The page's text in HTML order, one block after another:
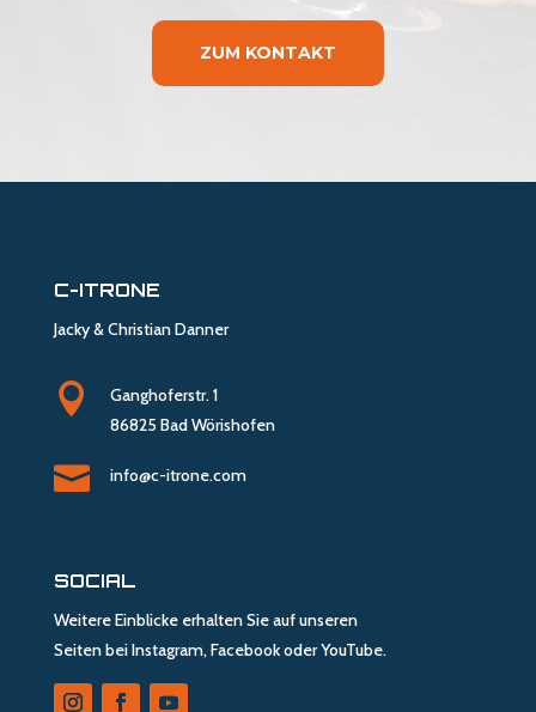
ZUM KONTAKT
C-ITRONE
Jacky & Christian Danner

Ganghoferstr. 1
86825 Bad Wörishofen
 info@c-itrone.com
SOCIAL
Weitere Einblicke erhalten Sie auf unseren
Seiten bei Instagram, Facebook oder YouTube.